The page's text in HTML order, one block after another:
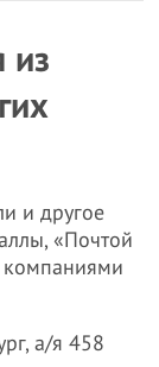
из
и другое
«Почтой
а/я 458